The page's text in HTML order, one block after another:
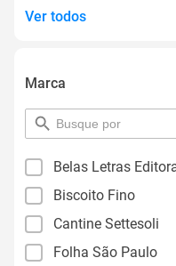
Ver todos
Marca
pesquisar
por
Belas Letras
Biscoito Fino
Cantine Settesoli
Folha São Paulo